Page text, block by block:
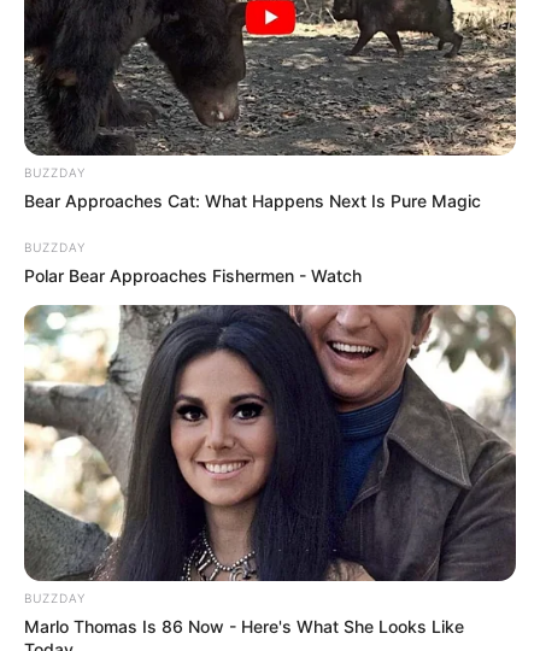
This Trick Will Give You An Erection At Any Age
MEDVI
Feeling Tired? Here's The Trick To Perform Better
MEDVI
BUZZDAY
Bear Approaches Cat: What Happens Next Is Pure Magic
BUZZDAY
Polar Bear Approaches Fishermen - Watch
BUZZDAY
Marlo Thomas Is 86 Now - Here's What She Looks Like